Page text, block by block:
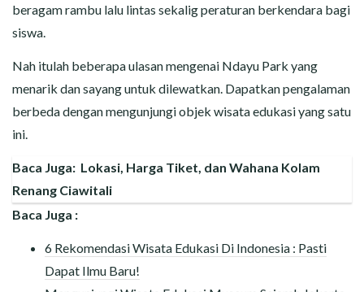
beragam rambu lalu lintas sekalig peraturan berkendara bagi
siswa.
Nah itulah beberapa ulasan mengenai Ndayu Park yang
menarik dan sayang untuk dilewatkan. Dapatkan pengalaman
berbeda dengan mengunjungi objek wisata edukasi yang satu
ini.
Baca Juga: Lokasi, Harga Tiket, dan Wahana Kolam
Renang Ciawitali
Baca Juga :
6 Rekomendasi Wisata Edukasi Di Indonesia : Pasti
Dapat Ilmu Baru!